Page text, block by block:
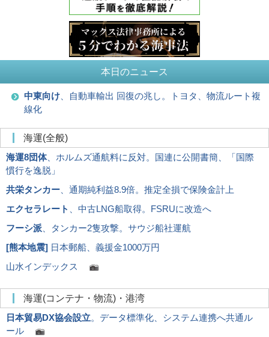
本日のニュース
中東向け 、自動車輸出 回復の兆し。トヨタ、物流ルート複
線化
海運(全般)
海運8団体、ホルムズ通航料に反対。国連に公開書簡、「国際
慣行を逸脱」
共栄タンカー 、通期純利益8.9倍。推定全損で保険金計上
エクセラレート
、中古LNG船取得。FSRUに改造へ
フーシ派 、タンカー2隻攻撃。サウジ船社運航
[熊本地震] 日本郵船、義援金1000万円
山水インデックス
海運(コンテナ・物流)・港湾
日本貿易DX協会設立。データ標準化、システム連携へ共通ル
ール